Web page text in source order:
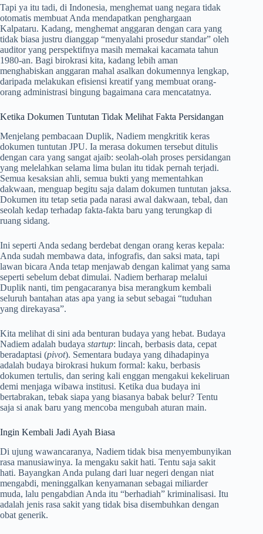
Tapi ya itu tadi, di Indonesia, menghemat uang negara tidak
otomatis membuat Anda mendapatkan penghargaan
Kalpataru. Kadang, menghemat anggaran dengan cara yang
tidak biasa justru dianggap “menyalahi prosedur standar” oleh
auditor yang perspektifnya masih memakai kacamata tahun
1980-an. Bagi birokrasi kita, kadang lebih aman
menghabiskan anggaran mahal asalkan dokumennya lengkap,
daripada melakukan efisiensi kreatif yang membuat orang-
orang administrasi bingung bagaimana cara mencatatnya.
Ketika Dokumen Tuntutan Tidak Melihat Fakta Persidangan
Menjelang pembacaan Duplik, Nadiem mengkritik keras
dokumen tuntutan JPU. Ia merasa dokumen tersebut ditulis
dengan cara yang sangat ajaib: seolah-olah proses persidangan
yang melelahkan selama lima bulan itu tidak pernah terjadi.
Semua kesaksian ahli, semua bukti yang mementahkan
dakwaan, menguap begitu saja dalam dokumen tuntutan jaksa.
Dokumen itu tetap setia pada narasi awal dakwaan, tebal, dan
seolah kedap terhadap fakta-fakta baru yang terungkap di
ruang sidang.
Ini seperti Anda sedang berdebat dengan orang keras kepala:
Anda sudah membawa data, infografis, dan saksi mata, tapi
lawan bicara Anda tetap menjawab dengan kalimat yang sama
seperti sebelum debat dimulai. Nadiem berharap melalui
Duplik nanti, tim pengacaranya bisa merangkum kembali
seluruh bantahan atas apa yang ia sebut sebagai “tuduhan
yang direkayasa”.
Kita melihat di sini ada benturan budaya yang hebat. Budaya
Nadiem adalah budaya startup: lincah, berbasis data, cepat
beradaptasi (pivot). Sementara budaya yang dihadapinya
adalah budaya birokrasi hukum formal: kaku, berbasis
dokumen tertulis, dan sering kali enggan mengakui kekeliruan
demi menjaga wibawa institusi. Ketika dua budaya ini
bertabrakan, tebak siapa yang biasanya babak belur? Tentu
saja si anak baru yang mencoba mengubah aturan main.
Ingin Kembali Jadi Ayah Biasa
Di ujung wawancaranya, Nadiem tidak bisa menyembunyikan
rasa manusiawinya. Ia mengaku sakit hati. Tentu saja sakit
hati. Bayangkan Anda pulang dari luar negeri dengan niat
mengabdi, meninggalkan kenyamanan sebagai miliarder
muda, lalu pengabdian Anda itu “berhadiah” kriminalisasi. Itu
adalah jenis rasa sakit yang tidak bisa disembuhkan dengan
obat generik.